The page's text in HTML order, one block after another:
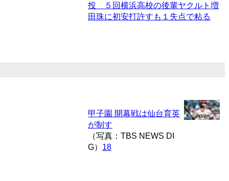
投 ５回横浜高校の後輩ヤクルト増
田珠に初安打許すも１失点で粘る
甲子園 開幕戦は仙台育英
が制す
（写真：TBS NEWS DI
G） 18